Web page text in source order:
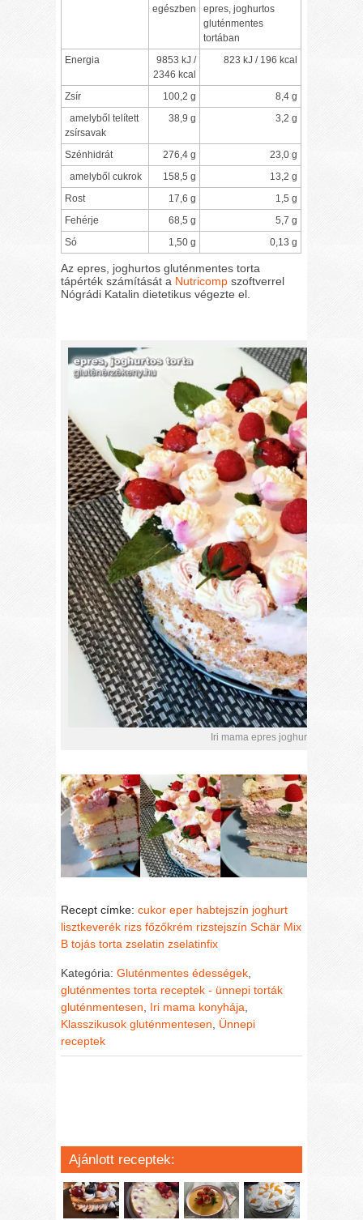
egészben
epres, joghurtos
gluténmentes
tortában
Energia
9853 kJ /
2346 kcal
823 kJ / 196 kcal
Zsír 100,2 g
8,4 g
amelyből telített
zsírsavak
38,9 g 3,2 g
Szénhidrát 276,4 g
23,0 g
amelyből cukrok
158,5 g
13,2 g
Rost
17,6 g
1,5 g
Fehérje
68,5 g
5,7 g
Só
1,50 g 0,13 g
Az epres, joghurtos gluténmentes torta
tápérték számítását a Nutricomp szoftverrel
Nógrádi Katalin dietetikus végezte el.
Iri mama epres joghurtos
Recept címke:cukor eper habtejszín joghurt
lisztkeverék rizs főzőkrém rizstejszín Schär Mix
B tojás torta zselatin zselatinfix
Kategória:Gluténmentes édességek,
gluténmentes torta receptek - ünnepi torták
gluténmentesen, Iri mama konyhája,
Klasszikusok gluténmentesen, Ünnepi
receptek
Ajánlott receptek: